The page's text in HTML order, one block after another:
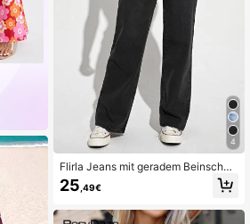
4
Flirla Jeans mit geradem Beinschnit
t, hoher Taille, schrägen Taschen
25 ,49€